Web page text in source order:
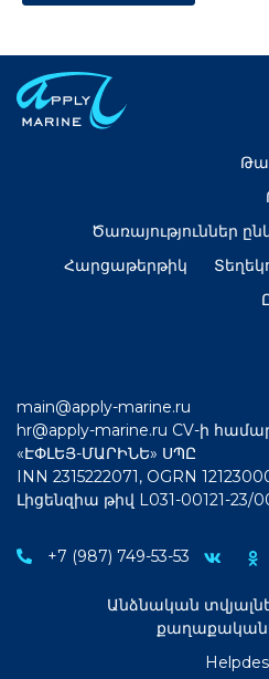
Ծառայություններ
Հարցաթերթիկ
main@apply-marine.ru
hr@apply-marine.ru CV-ի
«ԷՓԼԵՅ-ՄԱՐԻՆԵ» ՍՊԸ
INN 2315222071, OGRN
Լիցենզիա թիվ L031-00121-23/
+7 (987) 749-53-53
Անձնական